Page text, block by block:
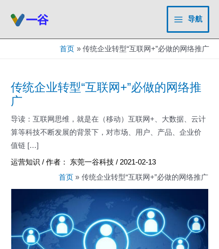
Main
Menu
导航
首页 传统企业转型“互联网+”必做的网络推广
传统企业转型“互联网+”必做的网络推
广
导读：互联网思维，就是在（移动）互联网+、大数据、云计
算等科技不断发展的背景下，对市场、用户、产品、企业价
值链 […]
运营知识 / 作者： 东莞一谷科技/ 2021-02-13
首页
传统企业转型“互联网+”必做的网络推广